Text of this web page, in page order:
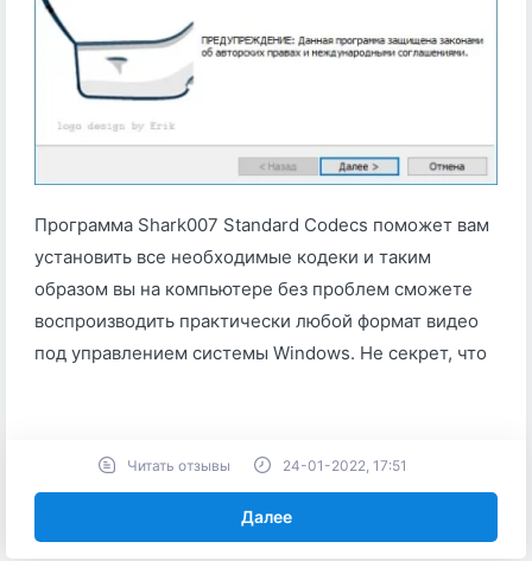
Программа Shark007 Standard Codecs поможет вам
установить все необходимые кодеки и таким
образом вы на компьютере без проблем сможете
воспроизводить практически любой формат видео
под управлением системы Windows. Не секрет, что
Далее
Читать отзывы 24-01-2022, 17:51